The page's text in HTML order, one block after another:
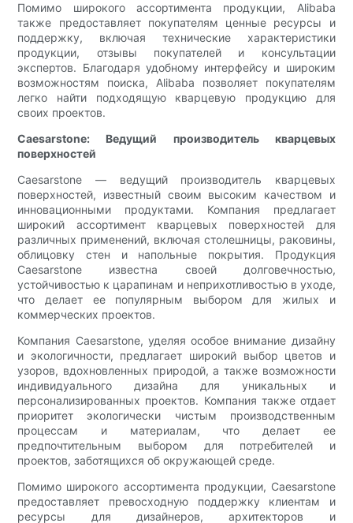
Помимо широкого ассортимента продукции, Alibaba
также предоставляет покупателям ценные ресурсы и
поддержку, включая технические характеристики
продукции, отзывы покупателей и консультации
экспертов. Благодаря удобному интерфейсу и широким
возможностям поиска, Alibaba позволяет покупателям
легко найти подходящую кварцевую продукцию для
своих проектов.
Caesarstone: Ведущий производитель кварцевых
поверхностей
Caesarstone — ведущий производитель кварцевых
поверхностей, известный своим высоким качеством и
инновационными продуктами. Компания предлагает
широкий ассортимент кварцевых поверхностей для
различных применений, включая столешницы, раковины,
облицовку стен и напольные покрытия. Продукция
Caesarstone известна своей долговечностью,
устойчивостью к царапинам и неприхотливостью в уходе,
что делает ее популярным выбором для жилых и
коммерческих проектов.
Компания Caesarstone, уделяя особое внимание дизайну
и экологичности, предлагает широкий выбор цветов и
узоров, вдохновленных природой, а также возможности
индивидуального дизайна для уникальных и
персонализированных проектов. Компания также отдает
приоритет экологически чистым производственным
процессам и материалам, что делает ее
предпочтительным выбором для потребителей и
проектов, заботящихся об окружающей среде.
Помимо широкого ассортимента продукции, Caesarstone
предоставляет превосходную поддержку клиентам и
ресурсы для дизайнеров, архитекторов и